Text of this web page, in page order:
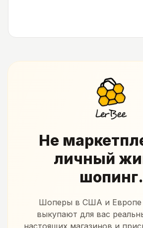
Не
личный
шопинг.
Шоперы в США и Европе
выкупают для вас
настоящих магазинов и